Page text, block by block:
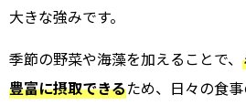
大きな強みです。
季節の野菜や海藻を加えることで、
豊富に摂取できるため、日々の食